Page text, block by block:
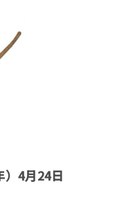
）4月24日